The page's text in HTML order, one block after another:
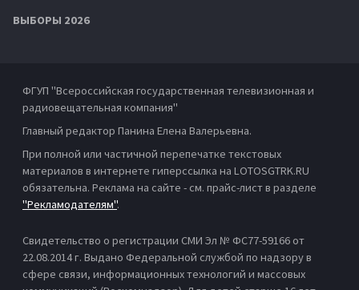
ВЫБОРЫ 2026
ФГУП "Всероссийская государственная телевизионная и
радиовещательная компания"
Главный редактор Панина Елена Валерьевна.
При полной или частичной перепечатке текстовых
материалов в интернете гиперссылка на LOTOSGTRK.RU
обязательна. Реклама на сайте - см. прайс-лист в разделе
"Рекламодателям".
Свидетельство о регистрации СМИ Эл № ФС77-59166 от
22.08.2014 г. Выдано Федеральной службой по надзору в
сфере связи, информационных технологий и массовых